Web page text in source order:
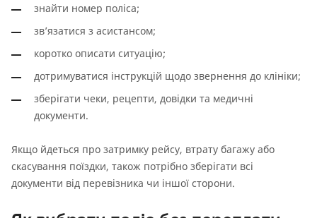
знайти номер поліса;
зв’язатися з асистансом;
коротко описати ситуацію;
дотримуватися інструкцій щодо звернення до клініки;
зберігати чеки, рецепти, довідки та медичні
документи.
Якщо йдеться про затримку рейсу, втрату багажу або
скасування поїздки, також потрібно зберігати всі
документи від перевізника чи іншої сторони.